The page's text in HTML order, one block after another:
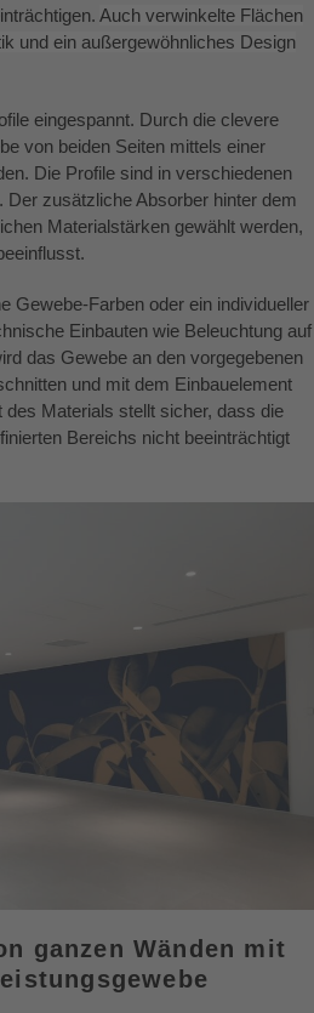
Auch verwinkelte Flächen
und ein außergewöhnliches Design
eingespannt. Durch die clevere
von beiden Seiten mittels einer
Die Profile sind in verschiedenen
Der zusätzliche Absorber hinter dem
Materialstärken gewählt werden,
Gewebe-Farben oder ein individueller
Einbauten wie Beleuchtung auf
das Gewebe an den vorgegebenen
und mit dem Einbauelement
Materials stellt sicher, dass die
Bereichs nicht beeinträchtigt
ganzen Wänden mit